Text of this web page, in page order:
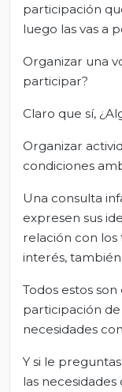
participación
luego las vas a
Organizar una
participar?
Claro que sí,
Organizar
condiciones
Una consulta
expresen sus
relación con los
interés,
Todos estos
participación de
necesidades
Y si le preguntas
las